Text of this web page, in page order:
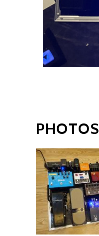
PHOTOS